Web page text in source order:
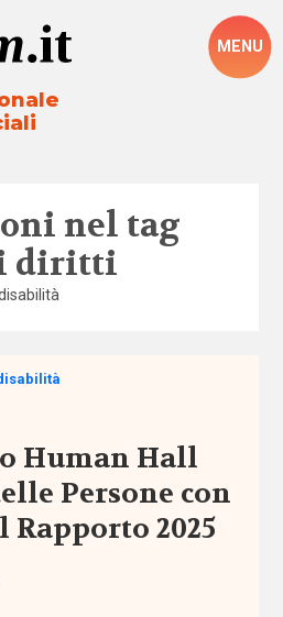
MENU
nel tag
diritti
Human Hall
Persone con
2025